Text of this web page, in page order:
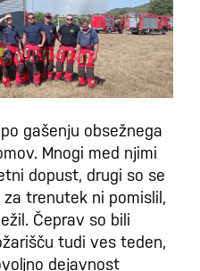
gašenju obsežnega
Mnogi med njimi
dopust, drugi so se
trenutek ni pomislil,
Čeprav so bili
tudi ves teden,
dejavnost